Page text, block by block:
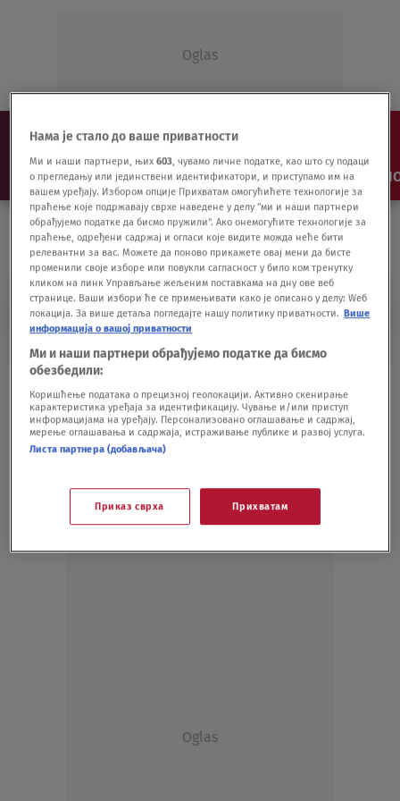
Oglas
NAJNOVIJE VESTI SHOW SPORT VIDEO
CVT
AUTO12.07.20.
Oglas
Нама је стало до ваше приватности
Ми и наши партнери, њих603, чувамо личне податке, као што су подаци
о прегледању или јединствени идентификатори, и приступамо им на
вашем уређају. Избором опције Прихватам омогућићете технологије за
праћење које подржавају сврхе наведене у делу "ми и наши партнери
обрађујемо податке да бисмо пружили". Ако онемогућите технологије за
праћење, одређени садржај и огласи које видите можда неће бити
релевантни за вас. Можете да поново прикажете овај мени да бисте
променили своје изборе или повукли сагласност у било ком тренутку
кликом на линк Управљање жељеним поставкама на дну ове веб
странице. Ваши избори ће се примењивати како је описано у делу: Wеб
локација. За више детаља погледајте нашу политику приватности. Више
информација о вашој приватности
Ми и наши партнери обрађујемо податке да бисмо
обезбедили:
Коришћење података о прецизној геолокацији. Активно скенирање
карактеристика уређаја за идентификацију. Чување и/или приступ
информацијама на уређају. Персонализовано оглашавање и садржај,
мерење оглашавања и садржаја, истраживање публике и развој услуга.
Листа партнера (добављача)
Приказ сврха Прихватам